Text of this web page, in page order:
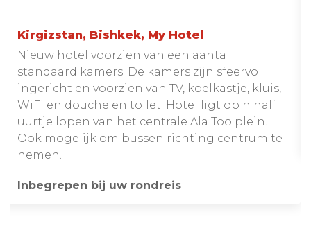
Kirgizstan, Bishkek, My Hotel
Nieuw hotel voorzien van een aantal
standaard kamers. De kamers zijn sfeervol
ingericht en voorzien van TV, koelkastje, kluis,
WiFi en douche en toilet. Hotel ligt op n half
uurtje lopen van het centrale Ala Too plein.
Ook mogelijk om bussen richting centrum te
nemen.
Inbegrepen bij uw rondreis